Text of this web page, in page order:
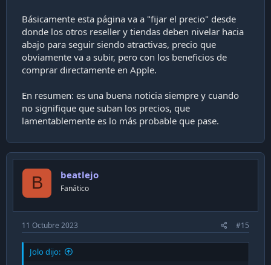
Básicamente esta página va a "fijar el precio" desde
donde los otros reseller y tiendas deben nivelar hacia
abajo para seguir siendo atractivas, precio que
obviamente va a subir, pero con los beneficios de
comprar directamente en Apple.
En resumen: es una buena noticia siempre y cuando
no signifique que suban los precios, que
lamentablemente es lo más probable que pase.
B beatlejo
Fanático
11 Octubre 2023 #15
Jolo dijo: